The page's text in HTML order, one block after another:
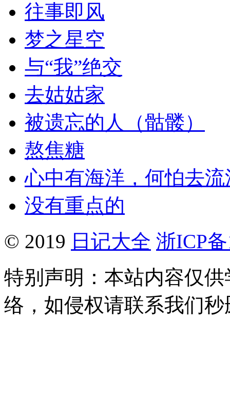
往事即风
梦之星空
与“我”绝交
去姑姑家
被遗忘的人（骷髅）
熬焦糖
心中有海洋，何怕去流
没有重点的
© 2019 日记大全 浙ICP
特别声明：本站内容仅
络，如侵权请联系我们秒